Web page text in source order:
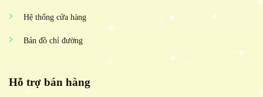
Hệ thống cửa hàng
Bản đồ chỉ đường
Hỗ trợ bán hàng